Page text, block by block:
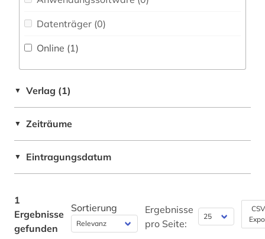
Datenträger (0)
Online (1)
▼ Verlag (1)
▼ Zeiträume
▼ Eintragungsdatum
1
Ergebnisse
gefunden
Sortierung
Ergebnisse
pro Seite: